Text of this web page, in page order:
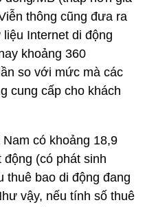
thông cũng đưa ra
Internet di động
khoảng 360
so với mức mà các
cung cấp cho khách
có khoảng 18,9
(có phát sinh
thuê bao di động đang
vậy, nếu tính số thuê